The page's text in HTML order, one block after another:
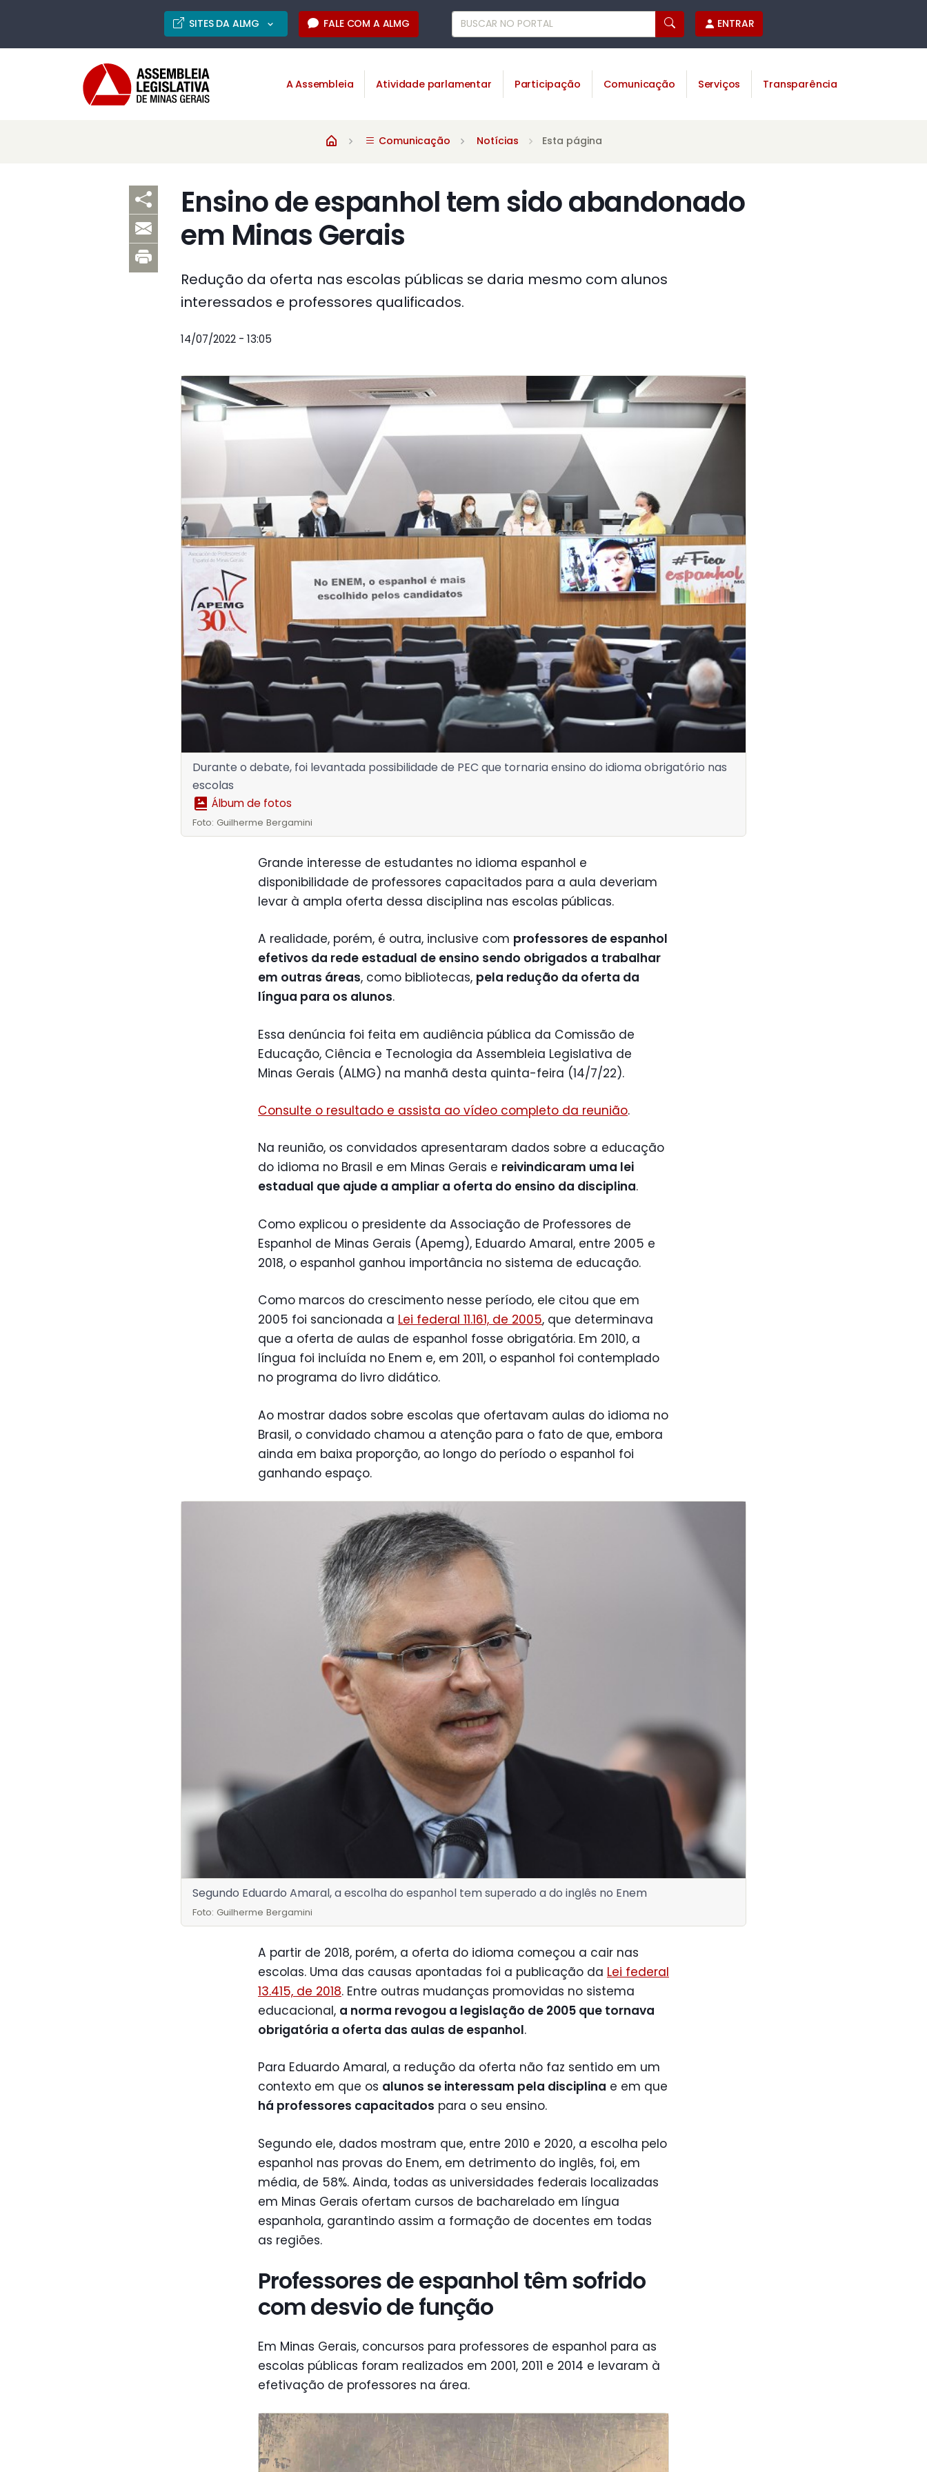
SITES DA ALMG FALE COM A ALMG ENTRAR
A Assembleia Atividade parlamentar Participação Comunicação Serviços Transparência
Comunicação Notícias Esta página
Ensino de espanhol tem sido abandonado
em Minas Gerais
Redução da oferta nas escolas públicas se daria mesmo com alunos
interessados e professores qualificados.
14/07/2022 - 13:05
Durante o debate, foi levantada possibilidade de PEC que tornaria ensino do idioma obrigatório nas
escolas
Álbum de fotos
Foto: Guilherme Bergamini
Grande interesse de estudantes no idioma espanhol e
disponibilidade de professores capacitados para a aula deveriam
levar à ampla oferta dessa disciplina nas escolas públicas.
A realidade, porém, é outra, inclusive com professores de espanhol
efetivos da rede estadual de ensino sendo obrigados a trabalhar
em outras áreas, como bibliotecas, pela redução da oferta da
língua para os alunos.
Essa denúncia foi feita em audiência pública da Comissão de
Educação, Ciência e Tecnologia da Assembleia Legislativa de
Minas Gerais (ALMG) na manhã desta quinta-feira (14/7/22).
Consulte o resultado e assista ao vídeo completo da reunião.
Na reunião, os convidados apresentaram dados sobre a educação
do idioma no Brasil e em Minas Gerais e reivindicaram uma lei
estadual que ajude a ampliar a oferta do ensino da disciplina.
Como explicou o presidente da Associação de Professores de
Espanhol de Minas Gerais (Apemg), Eduardo Amaral, entre 2005 e
2018, o espanhol ganhou importância no sistema de educação.
Como marcos do crescimento nesse período, ele citou que em
2005 foi sancionada a Lei federal 11.161, de 2005, que determinava
que a oferta de aulas de espanhol fosse obrigatória. Em 2010, a
língua foi incluída no Enem e, em 2011, o espanhol foi contemplado
no programa do livro didático.
Ao mostrar dados sobre escolas que ofertavam aulas do idioma no
Brasil, o convidado chamou a atenção para o fato de que, embora
ainda em baixa proporção, ao longo do período o espanhol foi
ganhando espaço.
Segundo Eduardo Amaral, a escolha do espanhol tem superado a do inglês no Enem
Foto: Guilherme Bergamini
A partir de 2018, porém, a oferta do idioma começou a cair nas
escolas. Uma das causas apontadas foi a publicação da Lei federal
13.415, de 2018. Entre outras mudanças promovidas no sistema
educacional, a norma revogou a legislação de 2005 que tornava
obrigatória a oferta das aulas de espanhol.
Para Eduardo Amaral, a redução da oferta não faz sentido em um
contexto em que os alunos se interessam pela disciplina e em que
há professores capacitados para o seu ensino.
Segundo ele, dados mostram que, entre 2010 e 2020, a escolha pelo
espanhol nas provas do Enem, em detrimento do inglês, foi, em
média, de 58%. Ainda, todas as universidades federais localizadas
em Minas Gerais ofertam cursos de bacharelado em língua
espanhola, garantindo assim a formação de docentes em todas
as regiões.
Professores de espanhol têm sofrido
com desvio de função
Em Minas Gerais, concursos para professores de espanhol para as
escolas públicas foram realizados em 2001, 2011 e 2014 e levaram à
efetivação de professores na área.